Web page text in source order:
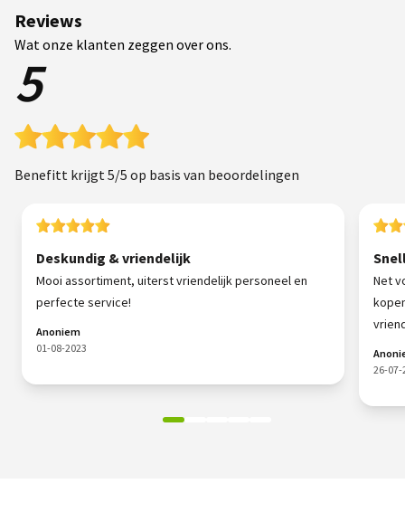
Reviews
Wat onze klanten zeggen over ons.
5
Benefitt krijgt 5/5 op basis van beoordelingen
Deskundig & vriendelijk
Mooi assortiment, uiterst vriendelijk personeel en
perfecte service!
Anoniem
01-08-2023
Net
26-07-